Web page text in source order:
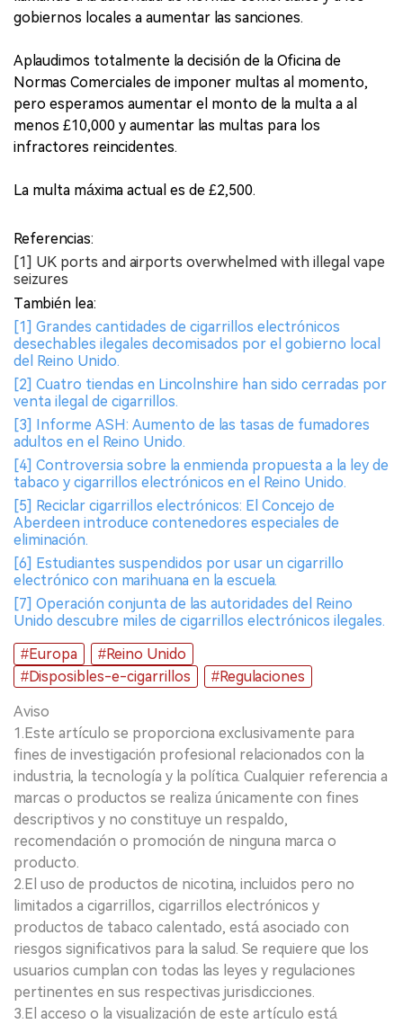
gobiernos locales a aumentar las sanciones.
Aplaudimos totalmente la decisión de la Oficina de
Normas Comerciales de imponer multas al momento,
pero esperamos aumentar el monto de la multa a al
menos £10,000 y aumentar las multas para los
infractores reincidentes.
La multa máxima actual es de £2,500.
Referencias:
[1] UK ports and airports overwhelmed with illegal vape
seizures
También lea:
[1] Grandes cantidades de cigarrillos electrónicos
desechables ilegales decomisados por el gobierno local
del Reino Unido.
[2] Cuatro tiendas en Lincolnshire han sido cerradas por
venta ilegal de cigarrillos.
[3] Informe ASH: Aumento de las tasas de fumadores
adultos en el Reino Unido.
[4] Controversia sobre la enmienda propuesta a la ley de
tabaco y cigarrillos electrónicos en el Reino Unido.
[5] Reciclar cigarrillos electrónicos: El Concejo de
Aberdeen introduce contenedores especiales de
eliminación.
[6] Estudiantes suspendidos por usar un cigarrillo
electrónico con marihuana en la escuela.
[7] Operación conjunta de las autoridades del Reino
Unido descubre miles de cigarrillos electrónicos ilegales.
#Europa
#Reino Unido
#Disposibles-e-cigarrillos
#Regulaciones
Aviso
1.Este artículo se proporciona exclusivamente para
fines de investigación profesional relacionados con la
industria, la tecnología y la política. Cualquier referencia a
marcas o productos se realiza únicamente con fines
descriptivos y no constituye un respaldo,
recomendación o promoción de ninguna marca o
producto.
2.El uso de productos de nicotina, incluidos pero no
limitados a cigarrillos, cigarrillos electrónicos y
productos de tabaco calentado, está asociado con
riesgos significativos para la salud. Se requiere que los
usuarios cumplan con todas las leyes y regulaciones
pertinentes en sus respectivas jurisdicciones.
3.El acceso o la visualización de este artículo está